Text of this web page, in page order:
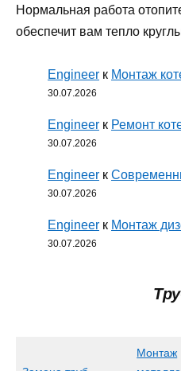
Нормальная работа
обеспечит вам тепло
Engineer к Монтаж
30.07.2026
Engineer к Ремонт
30.07.2026
Engineer к
30.07.2026
Engineer к Монтаж
30.07.2026
Монтаж